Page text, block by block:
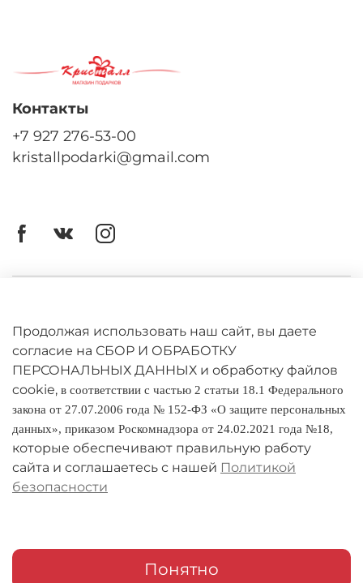
познания в восточной философии.
Оферта
Политика конфиденциальности
Оплата и доставка
Условия обмена и возврата
Реквизиты
Контакты
+7 927 276-53-00
kristallpodarki@gmail.com
Продолжая использовать наш сайт, вы даете
согласие на СБОР И ОБРАБОТКУ
ПЕРСОНАЛЬНЫХ ДАННЫХ и обработку файлов
cookie, в соответствии с частью 2 статьи 18.1 Федерального
закона от 27.07.2006 года № 152-ФЗ «О защите персональных
данных», приказом Роскомнадзора от 24.02.2021 года №18,
которые обеспечивают правильную работу
сайта и соглашаетесь с нашей Политикой
безопасности
Понятно